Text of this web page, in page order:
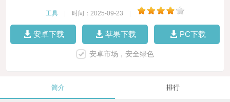
工具 时间：2025-09-23
安卓下载 苹果下载 PC下载
安卓市场，安全绿色
简介 排行